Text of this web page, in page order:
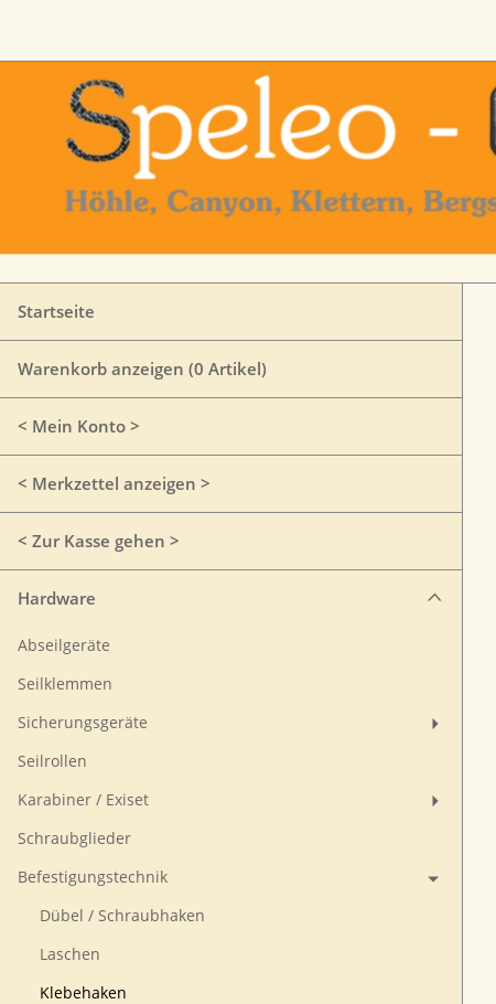
Startseite
Warenkorb anzeigen (0 Artikel)
< Mein Konto >
< Merkzettel anzeigen >
< Zur Kasse gehen >
Hardware
Abseilgeräte
Seilklemmen
Sicherungsgeräte
Seilrollen
Karabiner / Exiset
Schraubglieder
Befestigungstechnik
Dübel / Schraubhaken
Laschen
Klebehaken